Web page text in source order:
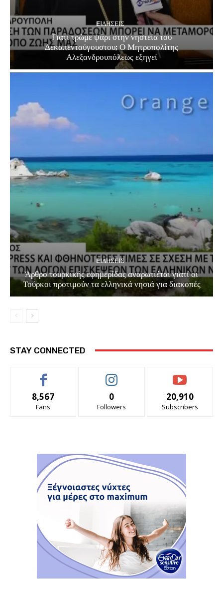
EΙΔΗΣΕΙΣ
Γιατί τρώμε ψάρι στην νηστεία του
Δεκαπενταύγουστου; Ο Μητροπολίτης
Αλεξανδρουπόλεως εξηγεί
EΙΔΗΣΕΙΣ
Άρθρο τουρκικής εφημερίδας αναρωτιέται γιατί οι
Τούρκοι προτιμούν τα ελληνικά νησιά για διακοπές
STAY CONNECTED
8,567
Fans
0
Followers
20,910
Subscribers